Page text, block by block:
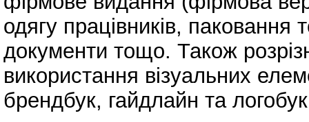
одягу працівників,
документи тощо. Також
використання візуальних
брендбук, гайдлайн та